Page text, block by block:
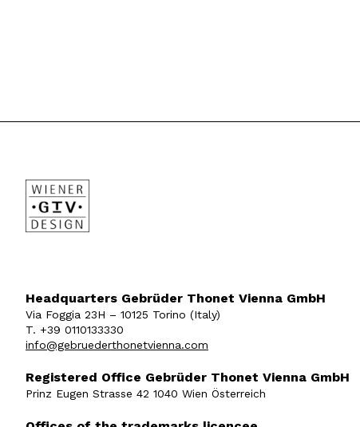
Headquarters Gebrüder Thonet Vienna GmbH
Via Foggia 23H – 10125 Torino (Italy)
T. +39 0110133330
info@gebruederthonetvienna.com
Registered Office Gebrüder Thonet Vienna GmbH
Prinz Eugen Strasse 42 1040 Wien Österreich